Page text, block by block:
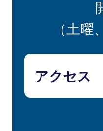
（土
アクセス